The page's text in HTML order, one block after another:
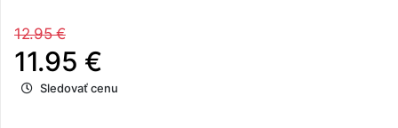
12.95 €
11.95 €
Sledovať cenu